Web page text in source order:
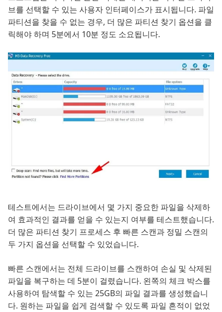
브를 선택할 수 있는 사용자 인터페이스가 표시됩니다. 파일
파티션을 찾을 수 없는 경우, 더 많은 파티션 찾기 옵션을 클
릭해야 하며 5분에서 10분 정도 소요됩니다.
테스트에서는 드라이브에서 몇 가지 중요한 파일을 삭제하
여 효과적인 결과를 얻을 수 있는지 여부를 테스트했습니다.
더 많은 파티션 찾기 프로세스 후 빠른 스캔과 정밀 스캔의
두 가지 옵션을 선택할 수 있었습니다.
빠른 스캔에서는 전체 드라이브를 스캔하여 손실 및 삭제된
파일을 복구하는 데 5분이 걸렸습니다. 왼쪽의 체크 박스를
사용하여 탐색할 수 있는 25GB의 파일 결과를 생성했습니
다. 원하는 파일을 쉽게 검색할 수 있도록 파일 흔적이 없었